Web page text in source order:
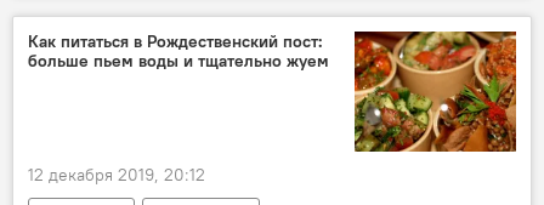
Как питаться в Рождественский пост:
больше пьем воды и тщательно жуем
12 декабря 2019, 20:12